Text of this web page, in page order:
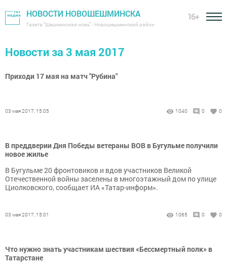
НОВОСТИ НОВОШЕШМИНСКА
Газета "Шешминская новь" - Новошешминский район
16+
Новости за 3 мая 2017
Приходи 17 мая на матч "Рубина"
03 мая 2017, 15:05 1040 0 0
В преддверии Дня Победы ветераны ВОВ в Бугульме получили
новое жилье
В Бугульме 20 фронтовиков и вдов участников Великой
Отечественной войны заселены в многоэтажный дом по улице
Циолковского, сообщает ИА «Татар-информ».
03 мая 2017, 15:01 1065 0 0
Что нужно знать участникам шествия «Бессмертный полк» в
Татарстане